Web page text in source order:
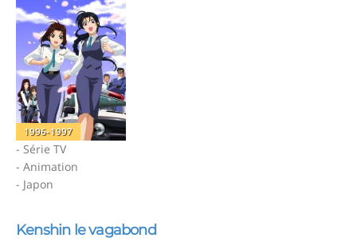
1996-1997
- Série TV
- Animation
- Japon
Kenshin le vagabond